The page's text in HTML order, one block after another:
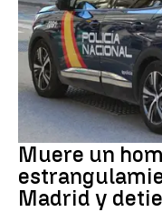
Muere un
Madrid y